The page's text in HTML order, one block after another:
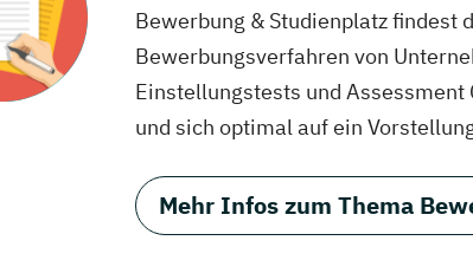
Bewerbung & Studienplatz findest
Bewerbungsverfahren von
Einstellungstests und
und sich optimal auf ein
Mehr Infos zum Thema